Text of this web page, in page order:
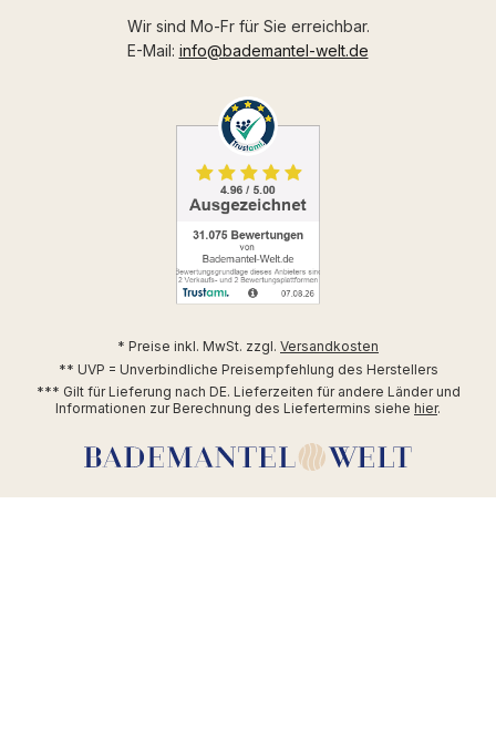
Wir sind Mo-Fr für Sie erreichbar.
E-Mail: info@bademantel-welt.de
* Preise inkl. MwSt. zzgl. Versandkosten
** UVP = Unverbindliche Preisempfehlung des Herstellers
*** Gilt für Lieferung nach DE. Lieferzeiten für andere Länder und
Informationen zur Berechnung des Liefertermins siehe hier.